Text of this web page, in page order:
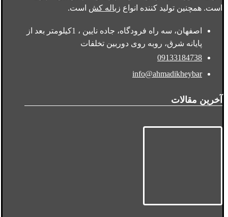
است. همچنین تولید کننده انواع زباله کش است.
اصفهان، سه راه فرودگاه، جاده نایین ، 1کیلومتر بعد از
پایانه شرق، روبه روی دوربین تخلفات
09133184738
info@ahmadikheybar
آخرین مقالات